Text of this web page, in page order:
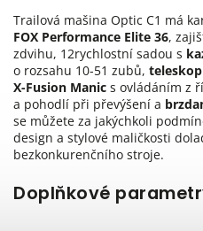
Trailová mašina Optic C1 má
FOX Performance Elite 36,
zdvihu, 12rychlostní sadou s
o rozsahu 10-51 zubů,
X-Fusion Manic s ovládáním z
a pohodlí při převýšení a
se můžete za jakýchkoli
design a stylové maličkosti
bezkonkurenčního stroje.
Doplňkové